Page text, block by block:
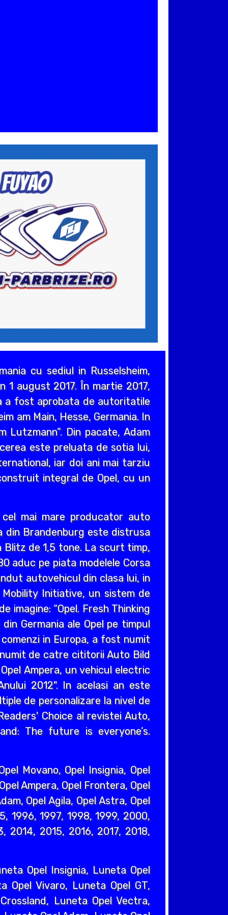
cu sediul in Russelsheim,
1 august 2017. În martie 2017,
a fost aprobata de autoritatile
am Main, Hesse, Germania. In
Lutzmann”. Din pacate, Adam
este preluata de sotia lui,
iar doi ani mai tarziu
integral de Opel, cu un
mai mare producator auto
din Brandenburg este distrusa
Blitz de 1,5 tone. La scurt timp,
aduc pe piata modelele Corsa
autovehicul din clasa lui, in
Mobility Initiative, un sistem de
imagine: “Opel. Fresh Thinking
Germania ale Opel pe timpul
in Europa, a fost numit
numit de catre cititorii Auto Bild
Ampera, un vehicul electric
2012". In acelasi an este
de personalizare la nivel de
Choice al revistei Auto,
The future is everyone’s.
Movano, Opel Insignia, Opel
Ampera, Opel Frontera, Opel
Opel Agila, Opel Astra, Opel
1996, 1997, 1998, 1999, 2000,
2014, 2015, 2016, 2017, 2018,
Opel Insignia, Luneta Opel
Opel Vivaro, Luneta Opel GT,
Luneta Opel Vectra,